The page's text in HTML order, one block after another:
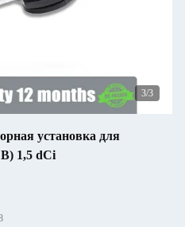
3/3
установка для
1,5 dCi